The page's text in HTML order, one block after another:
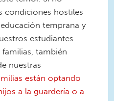
condiciones hostiles
temprana y
estudiantes
también
nuestras
están optando
a la guardería o a